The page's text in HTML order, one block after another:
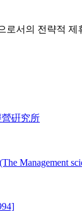
로서의 전략적 제
硏究所
Management